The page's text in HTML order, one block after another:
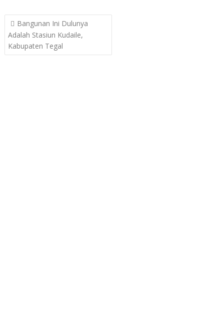
Post
navigation
Bangunan Ini Dulunya
Adalah Stasiun Kudaile,
Kabupaten Tegal